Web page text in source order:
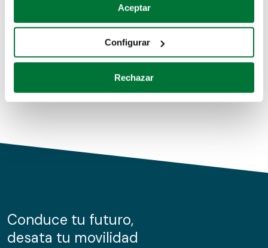
Si lo permite, también quisiéramos:
Recopilar información sobre su ubicación geográfica
Identificar su dispositivo analizándolo activamente
para buscar características específicas (huellas
Obtenga más información sobre cómo se procesan sus
de cookies.
información sobre el uso que haga del sitio web con
nuestros partners de redes sociales, publicidad y análisis
Aceptar
Configurar
Rechazar
Coches de km0
Conduce tu futuro,
desata tu movilidad